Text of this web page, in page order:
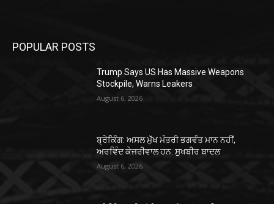
POPULAR POSTS
Trump Says US Has Massive Weapons
Stockpile, Warns Leakers
August 6, 2026
ਬ੍ਰੇਕਿੰਗ: ਅਸਲ ਮੁੱਖ ਮੰਤਰੀ ਭਗਵੰਤ ਮਾਨ ਨਹੀਂ,
ਅਰਵਿੰਦ ਕੇਜਰੀਵਾਲ ਹਨ: ਸੁਖਬੀਰ ਬਾਦਲ
August 6, 2026